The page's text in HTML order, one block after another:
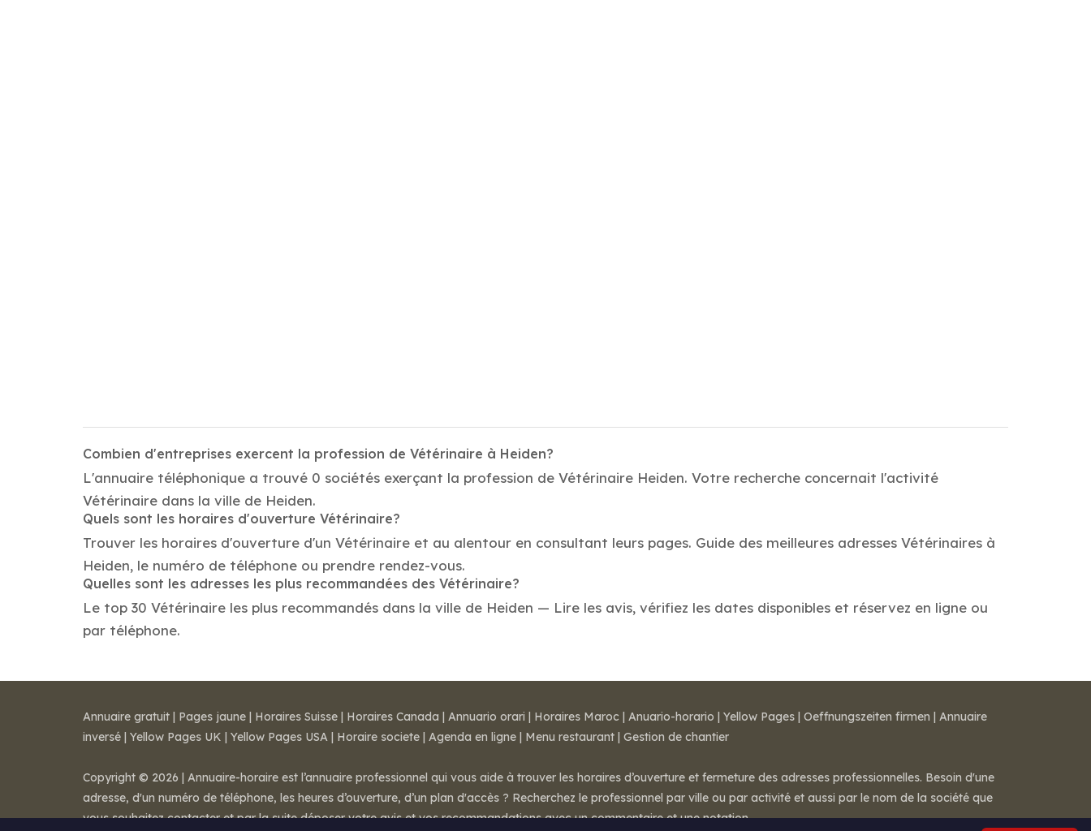
Combien d'entreprises exercent la profession de Vétérinaire à Heiden?
L'annuaire téléphonique a trouvé 0 sociétés exerçant la profession de Vétérinaire Heiden. Votre recherche concernait l'activité
Vétérinaire dans la ville de Heiden.
Quels sont les horaires d'ouverture Vétérinaire?
Trouver les horaires d'ouverture d'un Vétérinaire et au alentour en consultant leurs pages. Guide des meilleures adresses Vétérinaires à
Heiden, le numéro de téléphone ou prendre rendez-vous.
Quelles sont les adresses les plus recommandées des Vétérinaire?
Le top 30 Vétérinaire les plus recommandés dans la ville de Heiden — Lire les avis, vérifiez les dates disponibles et réservez en ligne ou
par téléphone.
Annuaire gratuit | Pages jaune | Horaires Suisse | Horaires Canada | Annuario orari | Horaires Maroc | Anuario-horario | Yellow Pages | Oeffnungszeiten firmen | Annuaire
inversé | Yellow Pages UK | Yellow Pages USA | Horaire societe | Agenda en ligne | Menu restaurant | Gestion de chantier
Copyright © 2026 | Annuaire-horaire est l’annuaire professionnel qui vous aide à trouver les horaires d’ouverture et fermeture des adresses professionnelles. Besoin d'une
adresse, d'un numéro de téléphone, les heures d’ouverture, d’un plan d'accès ? Recherchez le professionnel par ville ou par activité et aussi par le nom de la société que
vous souhaitez contacter et par la suite déposer votre avis et vos recommandations avec un commentaire et une notation.